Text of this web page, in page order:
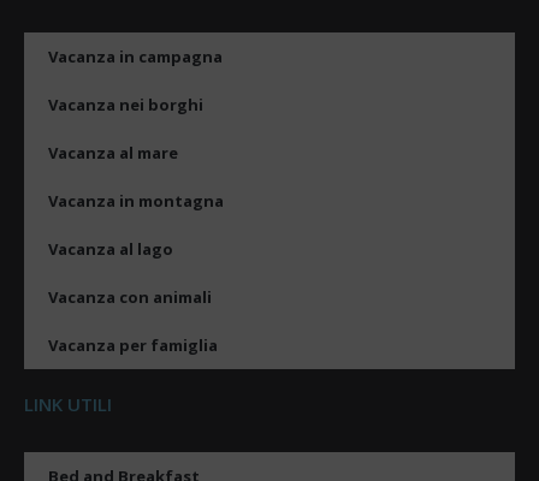
Vacanza in campagna
Vacanza nei borghi
Vacanza al mare
Vacanza in montagna
Vacanza al lago
Vacanza con animali
Vacanza per famiglia
LINK UTILI
Bed and Breakfast